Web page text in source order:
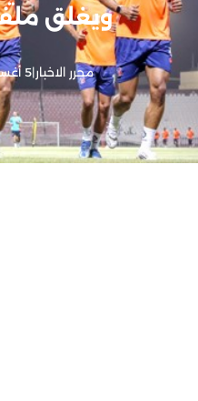
ويغلق ملف
محرر الاخبار|5 أغسطس, 2025